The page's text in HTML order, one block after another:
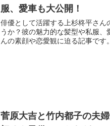
服、愛車も大公開！
俳優として活躍する上杉柊平さん
うか？彼の魅力的な髪型や私服、
んの素顔や恋愛観に迫る記事です
菅原大吉と竹内都子の夫